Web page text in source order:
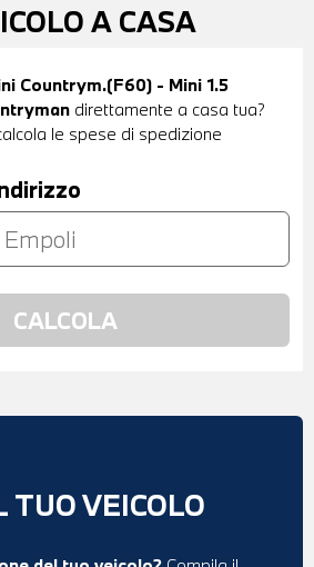
A CASA
Countrym.(F60) - Mini 1.5
direttamente a casa tua?
le spese di spedizione
VEICOLO